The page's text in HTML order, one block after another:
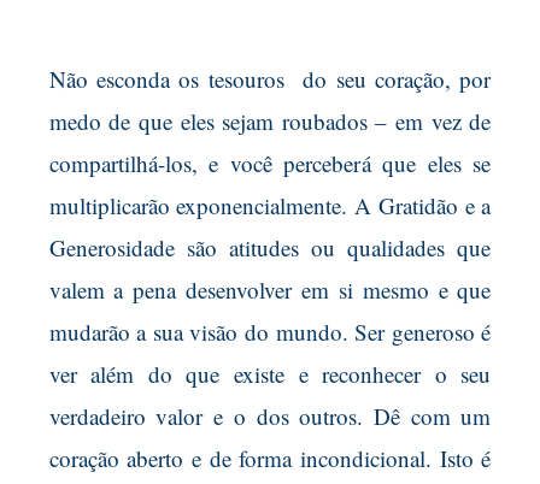
Não esconda os tesouros do seu coração, por
medo de que eles sejam roubados – em vez de
compartilhá-los, e você perceberá que eles se
multiplicarão exponencialmente. A Gratidão e a
Generosidade são atitudes ou qualidades que
valem a pena desenvolver em si mesmo e que
mudarão a sua visão do mundo. Ser generoso é
ver além do que existe e reconhecer o seu
verdadeiro valor e o dos outros. Dê com um
coração aberto e de forma incondicional. Isto é